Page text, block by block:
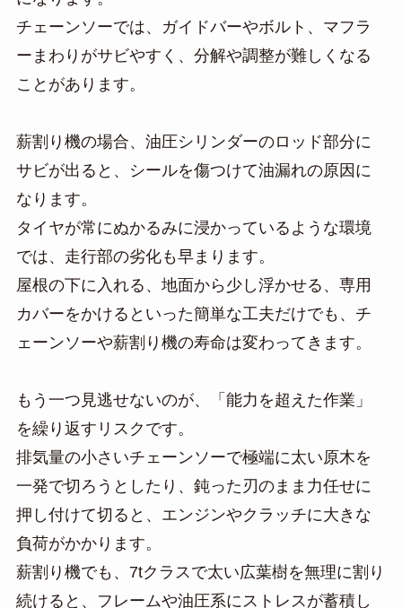
チェーンソーでは、ガイドバーやボルト、マフラ
ーまわりがサビやすく、分解や調整が難しくなる
ことがあります。
薪割り機の場合、油圧シリンダーのロッド部分に
サビが出ると、シールを傷つけて油漏れの原因に
なります。
タイヤが常にぬかるみに浸かっているような環境
では、走行部の劣化も早まります。
屋根の下に入れる、地面から少し浮かせる、専用
カバーをかけるといった簡単な工夫だけでも、チ
ェーンソーや薪割り機の寿命は変わってきます。
もう一つ見逃せないのが、「能力を超えた作業」
を繰り返すリスクです。
排気量の小さいチェーンソーで極端に太い原木を
一発で切ろうとしたり、鈍った刃のまま力任せに
押し付けて切ると、エンジンやクラッチに大きな
負荷がかかります。
薪割り機でも、7tクラスで太い広葉樹を無理に割り
続けると、フレームや油圧系にストレスが蓄積し